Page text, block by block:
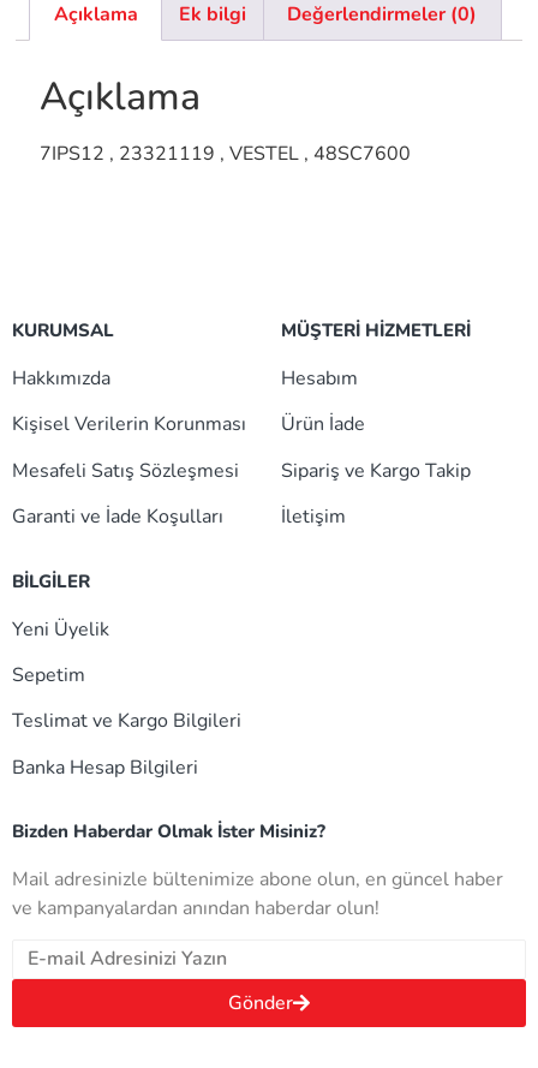
Açıklama Ek bilgi Değerlendirmeler (0)
Açıklama
7IPS12 , 23321119 , VESTEL , 48SC7600
KURUMSAL
Hakkımızda
Kişisel Verilerin Korunması
Mesafeli Satış Sözleşmesi
Garanti ve İade Koşulları
MÜŞTERİ HİZMETLERİ
Hesabım
Ürün İade
Sipariş ve Kargo Takip
İletişim
BİLGİLER
Yeni Üyelik
Sepetim
Teslimat ve Kargo Bilgileri
Banka Hesap Bilgileri
Bizden Haberdar Olmak İster Misiniz?
Mail adresinizle bültenimize abone olun, en güncel haber
ve kampanyalardan anından haberdar olun!
Gönder